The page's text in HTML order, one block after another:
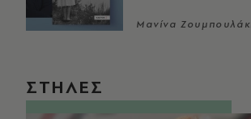
Μανίνα
ΣΤΗΛΕΣ